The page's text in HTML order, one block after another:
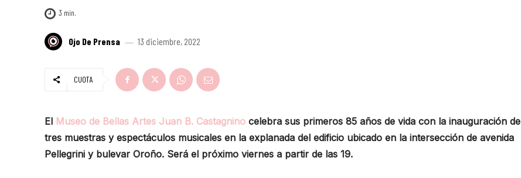
3 min.
Ojo De Prensa 13 diciembre, 2022
CUOTA
El Museo de Bellas Artes Juan B. Castagnino celebra sus primeros 85 años de vida con la inauguración de
tres muestras y espectáculos musicales en la explanada del edificio ubicado en la intersección de avenida
Pellegrini y bulevar Oroño. Será el próximo viernes a partir de las 19.